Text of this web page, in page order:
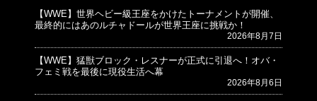
【WWE】世界ヘビー級王座をかけたトーナメントが開催、
最終的にはあのルチャドールが世界王座に挑戦か！
2026年8月7日
【WWE】猛獣ブロック・レスナーが正式に引退へ！オバ・
フェミ戦を最後に現役生活へ幕
2026年8月6日
© プロレスJunkie ～WWEの最新情報 USA～